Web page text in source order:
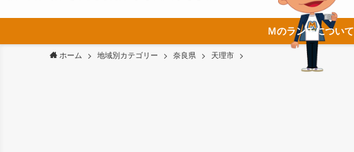
Ｍのランチについて
ホーム 地域別カテゴリー 奈良県 天理市